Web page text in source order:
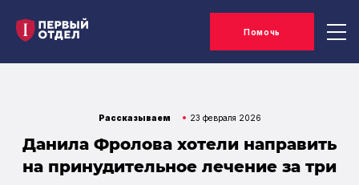
Помочь
Рассказываем 23 февраля 2026
Данила Фролова хотели направить
на принудительное лечение за три